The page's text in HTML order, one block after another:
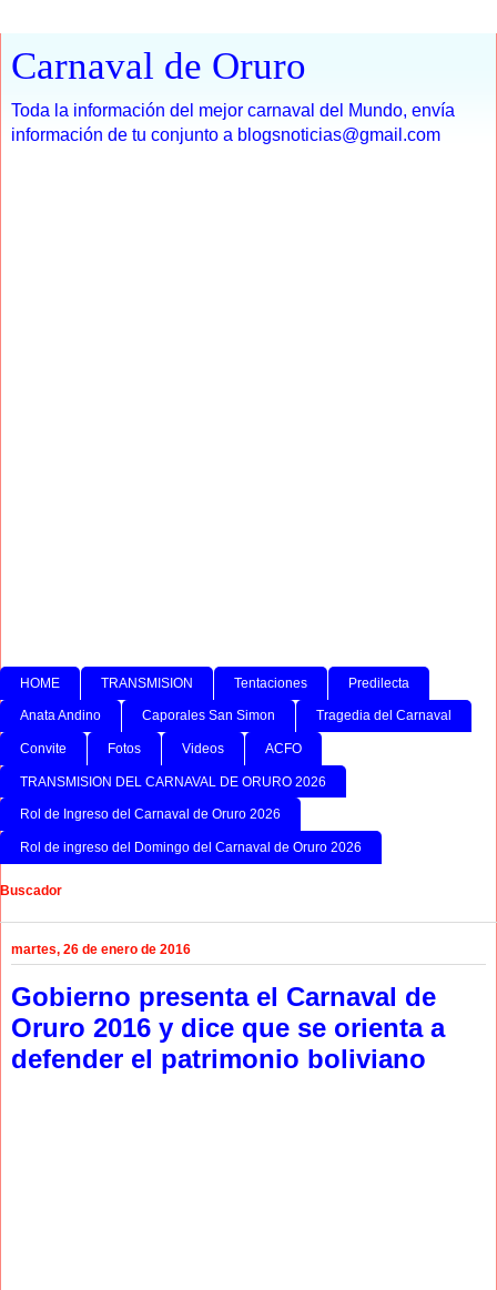
Carnaval de Oruro
Toda la información del mejor carnaval del Mundo, envía
información de tu conjunto a blogsnoticias@gmail.com
HOME TRANSMISION Tentaciones Predilecta
Anata Andino Caporales San Simon Tragedia del Carnaval
Convite Fotos Videos ACFO
TRANSMISION DEL CARNAVAL DE ORURO 2026
Rol de Ingreso del Carnaval de Oruro 2026
Rol de ingreso del Domingo del Carnaval de Oruro 2026
Buscador
martes, 26 de enero de 2016
Gobierno presenta el Carnaval de
Oruro 2016 y dice que se orienta a
defender el patrimonio boliviano